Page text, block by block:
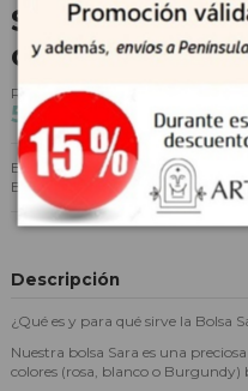
Sarah
cosméticos
Referencia 2352
5,36 € 5,95 € -10%
Bolsa portacosméticos de algodón
Burgundy).
Descripción
¿Qué es y para qué sirve la Bolsa
Nuestra bolsa Sara es una
colores (rosa, blanco o Burgundy)